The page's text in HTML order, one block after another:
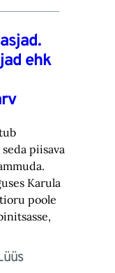
ehk
piisava
Karula
poole